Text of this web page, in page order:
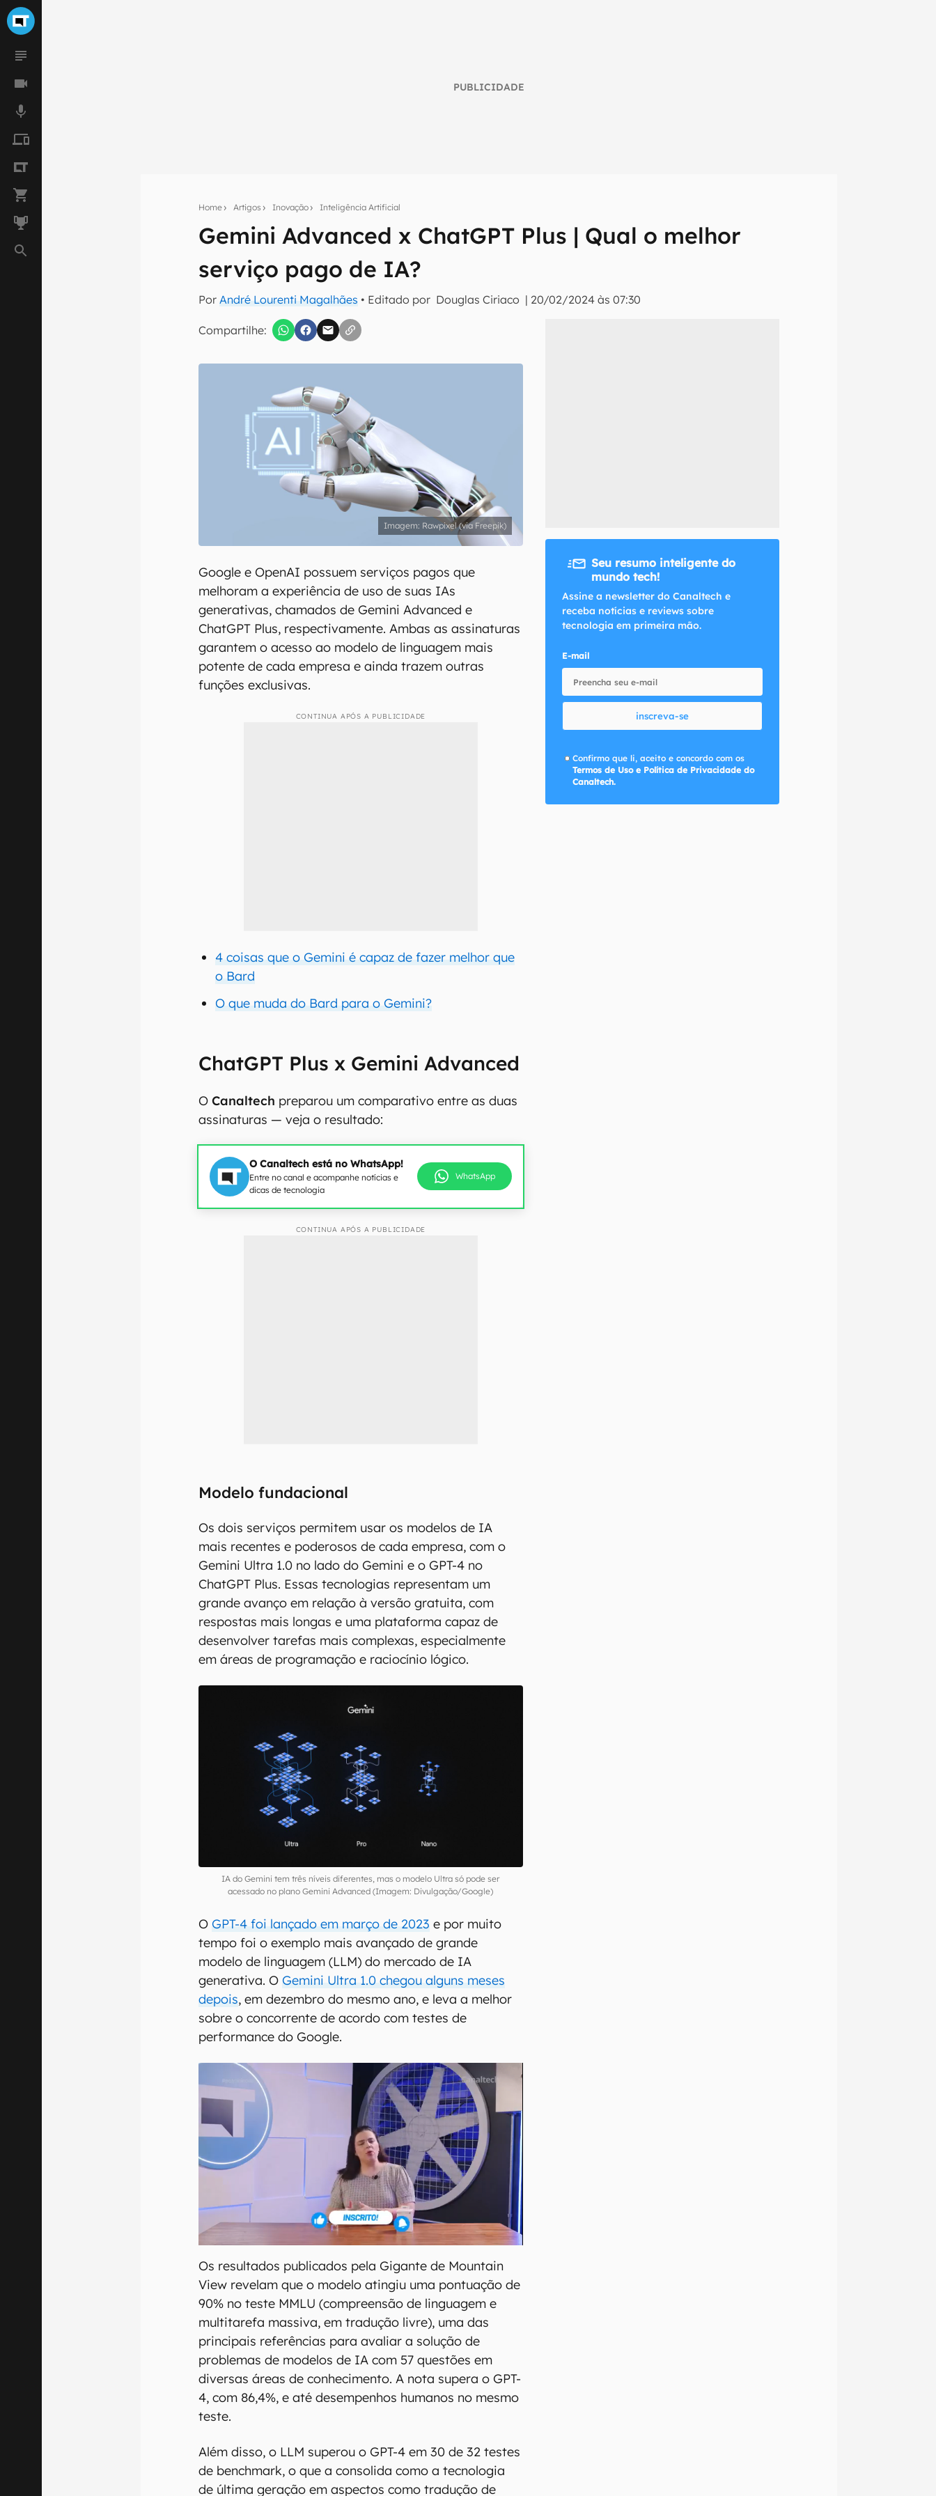
PUBLICIDADE
Home Artigos Inovação Inteligência Artificial
Gemini Advanced x ChatGPT Plus | Qual o melhor
serviço pago de IA?
PorAndré Lourenti Magalhães • Editado por Douglas Ciriaco | 20/02/2024 às 07:30
Compartilhe:
Assine a newsletter do Canaltech e receba notícias e reviews sobre tecnologia em primeira
mão.
Confirmo que li, aceito e concordo com os
Rawpixel (via Freepik)
Google e OpenAI possuem serviços pagos que
melhoram a experiência de uso de suas IAs
generativas, chamados de Gemini Advanced e
ChatGPT Plus, respectivamente. Ambas as assinaturas
garantem o acesso ao modelo de linguagem mais
potente de cada empresa e ainda trazem outras
funções exclusivas.
CONTINUA APÓS A PUBLICIDADE
4 coisas que o Gemini é capaz de fazer melhor que
o Bard
O que muda do Bard para o Gemini?
ChatGPT Plus x Gemini Advanced
OCanaltech preparou um comparativo entre as duas
assinaturas — veja o resultado:
O Canaltech está no WhatsApp!
Entre no canal e acompanhe notícias e
dicas de tecnologia
WhatsApp
CONTINUA APÓS A PUBLICIDADE
Modelo fundacional
Os dois serviços permitem usar os modelos de IA
mais recentes e poderosos de cada empresa, com o
Gemini Ultra 1.0 no lado do Gemini e o GPT-4 no
ChatGPT Plus. Essas tecnologias representam um
grande avanço em relação à versão gratuita, com
respostas mais longas e uma plataforma capaz de
desenvolver tarefas mais complexas, especialmente
em áreas de programação e raciocínio lógico.
IA do Gemini tem três níveis diferentes, mas o modelo Ultra só pode ser
acessado no plano Gemini Advanced (Imagem: Divulgação/Google)
OGPT-4 foi lançado em março de 2023 e por muito
tempo foi o exemplo mais avançado de grande
modelo de linguagem (LLM) do mercado de IA
generativa. OGemini Ultra 1.0 chegou alguns meses
depois, em dezembro do mesmo ano, e leva a melhor
sobre o concorrente de acordo com testes de
performance do Google.
Os resultados publicados pela Gigante de Mountain
View revelam que o modelo atingiu uma pontuação de
90% no teste MMLU (compreensão de linguagem e
multitarefa massiva, em tradução livre), uma das
principais referências para avaliar a solução de
problemas de modelos de IA com 57 questões em
diversas áreas de conhecimento. A nota supera o GPT-
4, com 86,4%, e até desempenhos humanos no mesmo
teste.
Além disso, o LLM superou o GPT-4 em 30 de 32 testes
de benchmark, o que a consolida como a tecnologia
de última geração em aspectos como tradução de
Seu resumo inteligente do
mundo tech!
Assine a newsletter do Canaltech e
receba notícias e reviews sobre
tecnologia em primeira mão.
E-mail
inscreva-se
Confirmo que li, aceito e concordo com os
Termos de Uso e Política de Privacidade do
Canaltech.